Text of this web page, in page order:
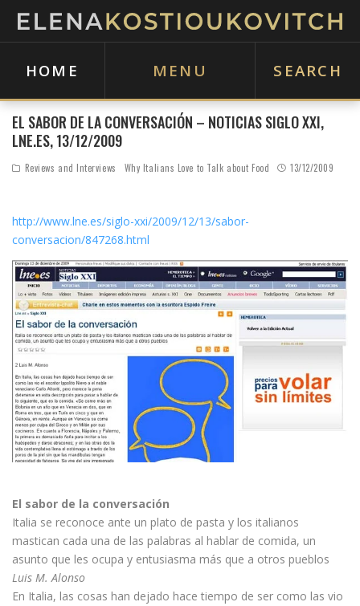
HOME MENU SEARCH
EL SABOR DE LA CONVERSACIÓN – NOTICIAS SIGLO XXI,
LNE.ES, 13/12/2009
Reviews and Interviews Why Italians Love to Talk about Food 13/12/2009
http://www.lne.es/siglo-xxi/2009/12/13/sabor-
conversacion/847268.html
El sabor de la conversación
Italia se reconoce ante un plato de pasta y los italianos
mastican cada una de las palabras al hablar de comida, un
asunto que les ocupa y entusiasma más que a otros pueblos
Luis M. Alonso
En Italia, las cosas han dejado hace tiempo de ser como las vio